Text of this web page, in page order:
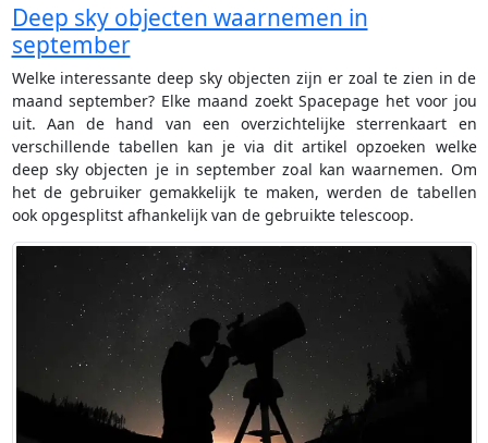
Deep sky objecten waarnemen in
september
Welke interessante deep sky objecten zijn er zoal te zien in de
maand september? Elke maand zoekt Spacepage het voor jou
uit. Aan de hand van een overzichtelijke sterrenkaart en
verschillende tabellen kan je via dit artikel opzoeken welke
deep sky objecten je in september zoal kan waarnemen. Om
het de gebruiker gemakkelijk te maken, werden de tabellen
ook opgesplitst afhankelijk van de gebruikte telescoop.